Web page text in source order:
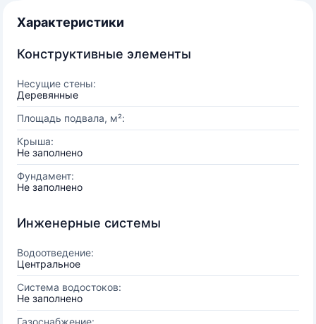
Характеристики
Конструктивные элементы
Несущие стены:
Деревянные
Площадь подвала, м²:
Крыша:
Не заполнено
Фундамент:
Не заполнено
Инженерные системы
Водоотведение:
Центральное
Система водостоков:
Не заполнено
Газоснабжение: